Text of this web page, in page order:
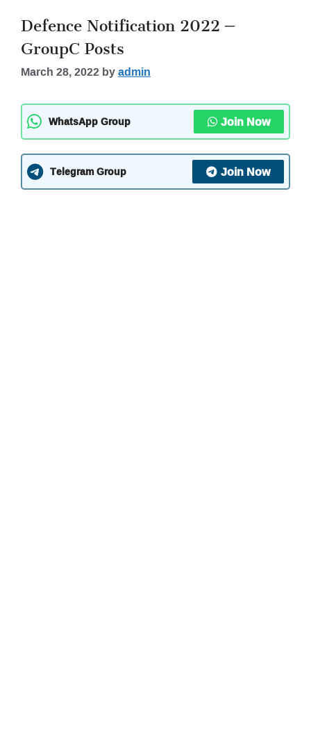
Defence Notification 2022 –
GroupC Posts
March 28, 2022byadmin
WhatsApp Group Join Now
Telegram Group Join Now